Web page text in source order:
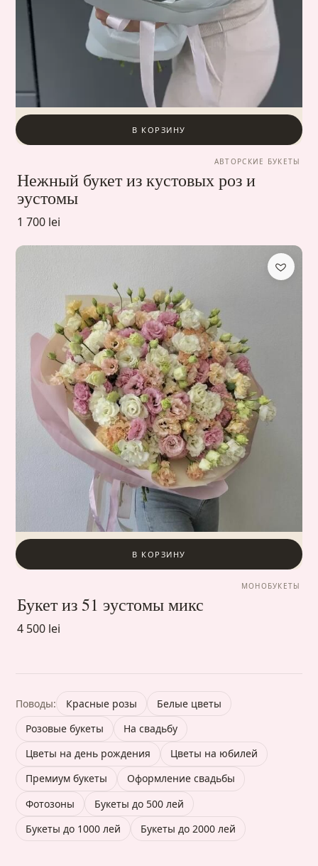
В КОРЗИНУ
АВТОРСКИЕ БУКЕТЫ
Нежный букет из кустовых роз и
эустомы
1 700 lei
В КОРЗИНУ
МОНОБУКЕТЫ
Букет из 51 эустомы микс
4 500 lei
Поводы: Красные розы
Белые цветы
Розовые букеты
На свадьбу
Цветы на день рождения
Цветы на юбилей
Премиум букеты
Оформление свадьбы
Фотозоны
Букеты до 500 лей
Букеты до 1000 лей
Букеты до 2000 лей